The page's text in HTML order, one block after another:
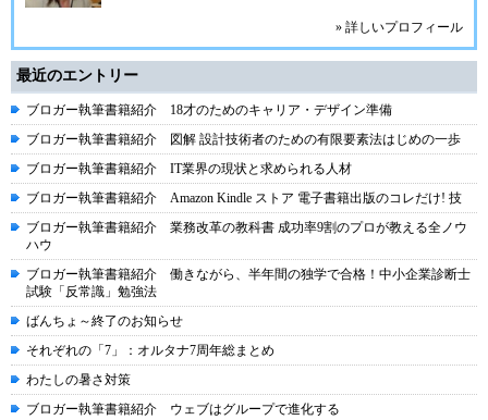
» 詳しいプロフィール
最近のエントリー
ブロガー執筆書籍紹介 18才のためのキャリア・デザイン準備
ブロガー執筆書籍紹介 図解 設計技術者のための有限要素法はじめの一歩
ブロガー執筆書籍紹介 IT業界の現状と求められる人材
ブロガー執筆書籍紹介 Amazon Kindle ストア 電子書籍出版のコレだけ! 技
ブロガー執筆書籍紹介 業務改革の教科書 成功率9割のプロが教える全ノウ
ハウ
ブロガー執筆書籍紹介 働きながら、半年間の独学で合格！中小企業診断士
試験「反常識」勉強法
ばんちょ～終了のお知らせ
それぞれの「7」：オルタナ7周年総まとめ
わたしの暑さ対策
ブロガー執筆書籍紹介 ウェブはグループで進化する